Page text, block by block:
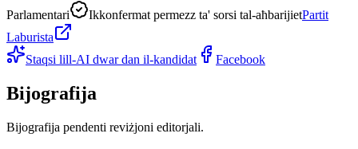
Parlamentari
Ikkonfermat permezz ta' sorsi tal-aħbarijietPartit
Laburista
Staqsi lill-AI dwar dan il-kandidat
Facebook
Bijografija
Bijografija pendenti reviżjoni editorjali.